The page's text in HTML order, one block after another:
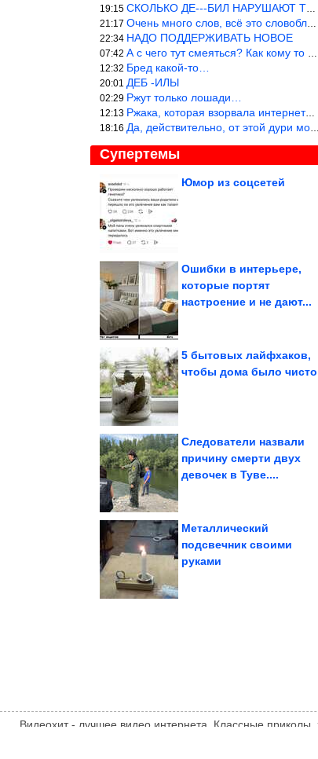
19:15 СКОЛЬКО ДЕ---БИЛ НАРУШАЮТ ТЕХНИКУ БЕЗОПАСНОСТИ
21:17 Очень много слов, всё это словоблудие можно было уложить в 1 мин
22:34 НАДО ПОДДЕРЖИВАТЬ НОВОЕ
07:42 А с чего тут смеяться? Как кому то больно? Не смешно.
12:32 Бред какой-то…
20:01 ДЕБ -ИЛЫ
02:29 Ржут только лошади…
12:13 Ржака, которая взорвала интернет? Нет, количество рекламы выводи
18:16 Да, действительно, от этой дури можно ржать до слёз.
Супертемы
Юмор из соцсетей
Долгая нездоровая
Ошибки в интерьере,
которые портят
настроение и не дают...
5 бытовых лайфхаков,
чтобы дома было чисто
Следователи назвали
причину смерти двух
девочек в Туве....
Забавные животные,
неверное решение и...
Металлический
подсвечник своими
руками
для дома из старого
Видеохит - лучшее видео интернета. Классные